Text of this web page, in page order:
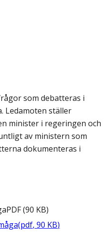
som debatteras i
Ledamoten ställer
minister i regeringen och
av ministern som
dokumenteras i
PDF(90 KB)
(pdf, 90 KB)